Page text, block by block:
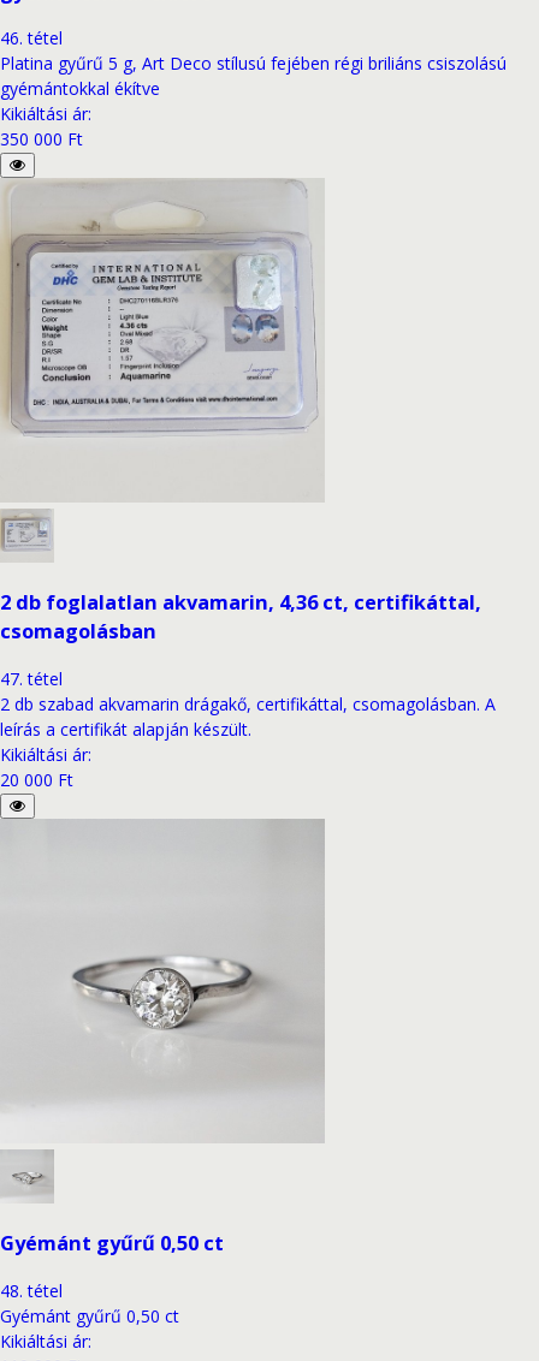
46. tétel
Platina gyűrű 5 g, Art Deco stílusú fejében régi briliáns csiszolású
gyémántokkal ékítve
Kikiáltási ár:
350 000 Ft
2 db foglalatlan akvamarin, 4,36 ct, certifikáttal,
csomagolásban
47. tétel
2 db szabad akvamarin drágakő, certifikáttal, csomagolásban. A
leírás a certifikát alapján készült.
Kikiáltási ár:
20 000 Ft
Gyémánt gyűrű 0,50 ct
48. tétel
Gyémánt gyűrű 0,50 ct
Kikiáltási ár: